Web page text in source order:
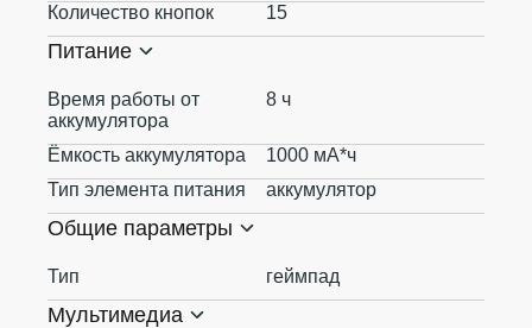
Количество кнопок 15
Питание
Время работы от
аккумулятора
8 ч
Ёмкость аккумулятора
1000 мА*ч
Тип элемента питания
аккумулятор
Общие параметры
Тип геймпад
Мультимедиа